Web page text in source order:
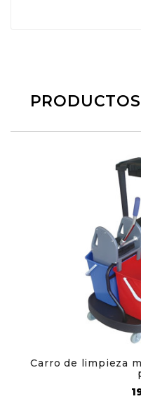
Carro de limpieza